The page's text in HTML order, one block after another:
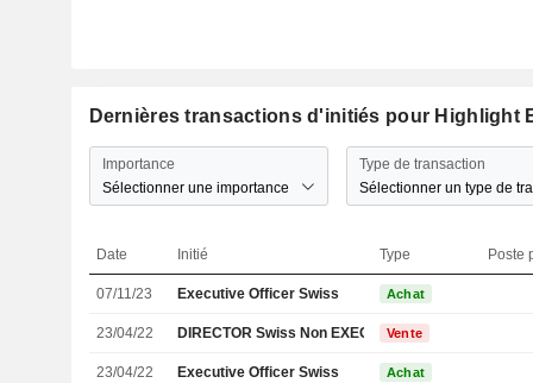
Dernières transactions d'initiés pour Highlight
Importance
Sélectionner une importance
Type de transaction
Sélectionner un type de
Date Initié Type Poste
07/11/23 Executive Officer Swiss Achat
23/04/22 DIRECTOR Swiss Non EXECUTIVE
Vente
23/04/22 Executive Officer Swiss Achat